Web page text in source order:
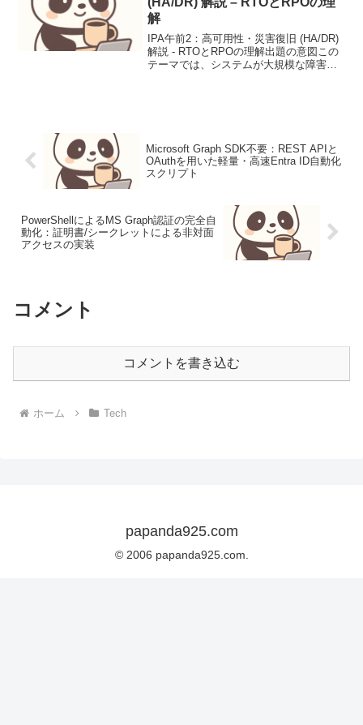
解
IPA午前2：高可用性・災害復旧 (HA/DR)
解説 - RTOとRPOの理解出題の意図この
テーマでは、システムが大規模な障害や
Microsoft Graph SDK不要：REST APIと
OAuthを用いた軽量・高速Entra ID自動化
スクリプト
PowerShellによるMS Graph認証の完全自
動化：証明書/シークレットによる非対面
アクセスの実装
コメント
コメントを書き込む
ホーム Tech
papanda925.com
© 2006 papanda925.com.